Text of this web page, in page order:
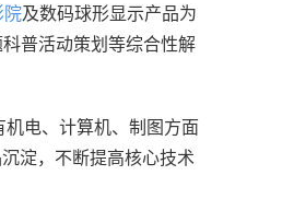
院及数码球形显示产品为
普活动策划等综合性解
电、计算机、制图方面
淀，不断提高核心技术